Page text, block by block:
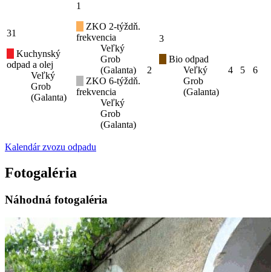
31
Kuchynský
odpad a olej
Veľký
Grob
(Galanta)
1
ZKO 2-týždň.
frekvencia
Veľký
Grob
(Galanta)
ZKO 6-týždň.
frekvencia
Veľký
Grob
(Galanta)
2
3
Bio odpad
Veľký
Grob
(Galanta)
4 5 6
Kalendár zvozu odpadu
Fotogaléria
Náhodná fotogaléria